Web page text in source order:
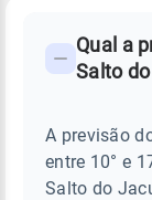
PREVISÃO
TEMPO
JACUÍ
Perguntas
sobre
chuva
Qual a
Salto
A previsão
entre 10° e
Salto do